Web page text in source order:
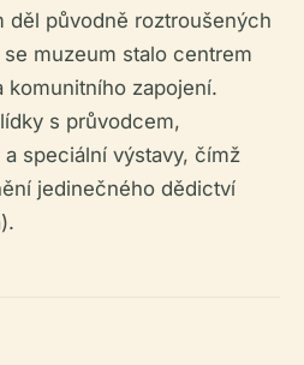
děl původně roztroušených
muzeum stalo centrem
komunitního zapojení.
s průvodcem,
speciální výstavy, čímž
jedinečného dědictví